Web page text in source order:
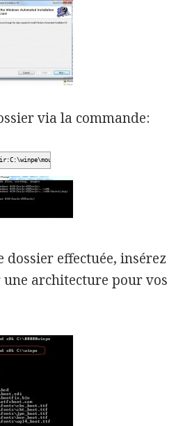
via la commande:
effectuée, insérez
une architecture pour vos